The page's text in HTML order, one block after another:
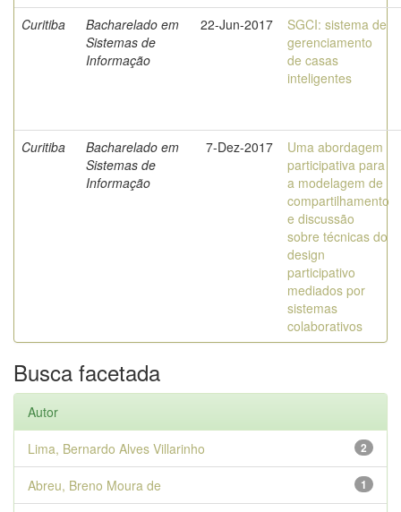
Curitiba
Bacharelado em
Sistemas de
Informação
22-Jun-2017
SGCI: sistema de
gerenciamento
de casas
inteligentes
Curitiba
Bacharelado em
Sistemas de
Informação
7-Dez-2017
Uma abordagem
participativa para
a modelagem de
compartilhamento
e discussão
sobre técnicas do
design
participativo
mediados por
sistemas
colaborativos
Busca facetada
Autor
2
Lima, Bernardo Alves Villarinho
1
Abreu, Breno Moura de